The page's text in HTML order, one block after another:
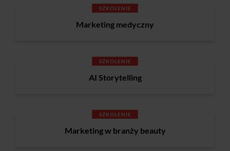
SZKOLENIE
Marketing medyczny
SZKOLENIE
AI Storytelling
SZKOLENIE
Marketing w branży beauty